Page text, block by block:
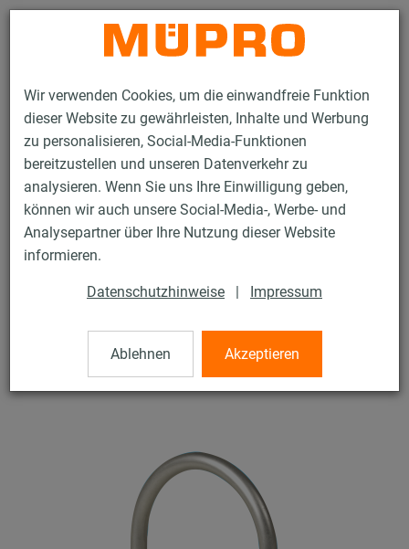
Wir verwenden Cookies, um die einwandfreie Funktion
dieser Website zu gewährleisten, Inhalte und Werbung
zu personalisieren, Social-Media-Funktionen
bereitzustellen und unseren Datenverkehr zu
analysieren. Wenn Sie uns Ihre Einwilligung geben,
können wir auch unsere Social-Media-, Werbe- und
Analysepartner über Ihre Nutzung dieser Website
informieren.
Datenschutzhinweise | Impressum
Ablehnen Akzeptieren
Kontakt
Produkte Befestigungstechnik Rohrschellen Rundstahlbügel
31 / 43
Rundstahlbügel
ähnlich DIN 3570, Form A, verzinkt